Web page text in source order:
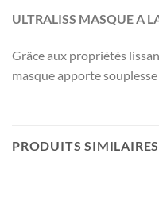
ULTRALISS MASQUE A
Grâce aux propriétés
masque apporte
PRODUITS SIMILAIRES